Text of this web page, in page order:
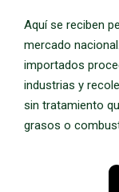
Aquí se reciben
mercado
importados
industrias y
sin tratamiento
grasos o